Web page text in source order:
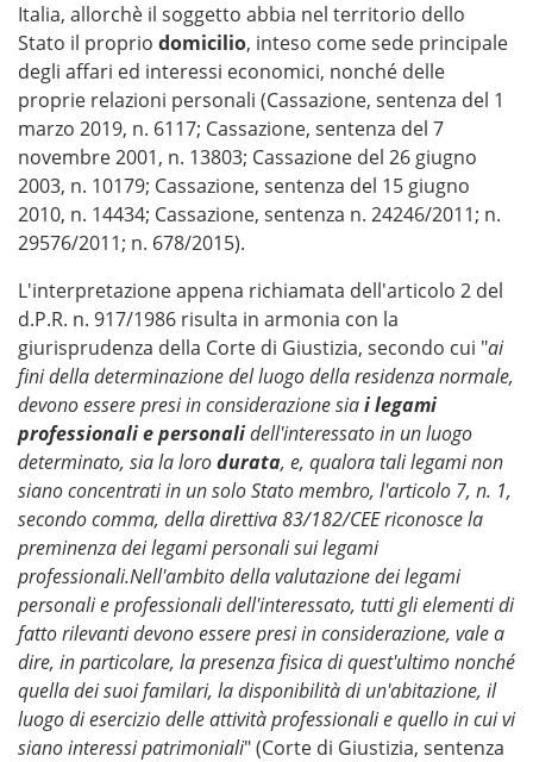
Italia, allorchè il soggetto abbia nel territorio dello
Stato il proprio domicilio, inteso come sede principale
degli affari ed interessi economici, nonché delle
proprie relazioni personali (Cassazione, sentenza del 1
marzo 2019, n. 6117; Cassazione, sentenza del 7
novembre 2001, n. 13803; Cassazione del 26 giugno
2003, n. 10179; Cassazione, sentenza del 15 giugno
2010, n. 14434; Cassazione, sentenza n. 24246/2011; n.
29576/2011; n. 678/2015).
L'interpretazione appena richiamata dell'articolo 2 del
d.P.R. n. 917/1986 risulta in armonia con la
giurisprudenza della Corte di Giustizia, secondo cui "ai
fini della determinazione del luogo della residenza normale,
devono essere presi in considerazione siai legami
professionali e personalidell'interessato in un luogo
determinato, sia la lorodurata, e, qualora tali legami non
siano concentrati in un solo Stato membro, l'articolo 7, n. 1,
secondo comma, della direttiva 83/182/CEE riconosce la
preminenza dei legami personali sui legami
professionali.Nell'ambito della valutazione dei legami
personali e professionali dell'interessato, tutti gli elementi di
fatto rilevanti devono essere presi in considerazione, vale a
dire, in particolare, la presenza fisica di quest'ultimo nonché
quella dei suoi familari, la disponibilità di un'abitazione, il
luogo di esercizio delle attività professionali e quello in cui vi
siano interessi patrimoniali" (Corte di Giustizia, sentenza